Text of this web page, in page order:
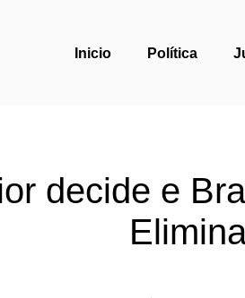
Inicio Política
decide e